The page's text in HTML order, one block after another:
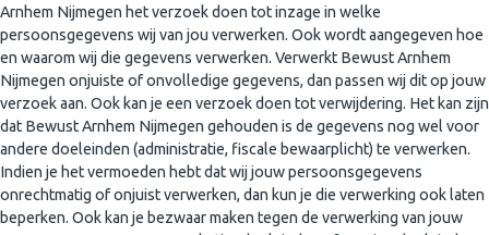
Arnhem Nijmegen het verzoek doen tot inzage in welke
persoonsgegevens wij van jou verwerken. Ook wordt aangegeven hoe
en waarom wij die gegevens verwerken. Verwerkt Bewust Arnhem
Nijmegen onjuiste of onvolledige gegevens, dan passen wij dit op jouw
verzoek aan. Ook kan je een verzoek doen tot verwijdering. Het kan zijn
dat Bewust Arnhem Nijmegen gehouden is de gegevens nog wel voor
andere doeleinden (administratie, fiscale bewaarplicht) te verwerken.
Indien je het vermoeden hebt dat wij jouw persoonsgegevens
onrechtmatig of onjuist verwerken, dan kun je die verwerking ook laten
beperken. Ook kan je bezwaar maken tegen de verwerking van jouw